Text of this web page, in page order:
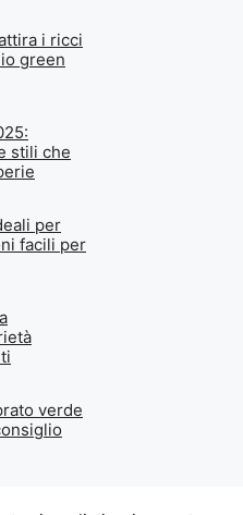
i ricci
green
stili che
per
facili per
verde